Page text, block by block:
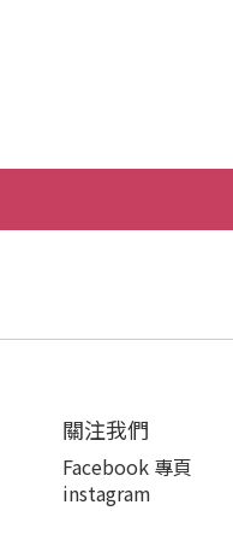
關注我們
Facebook 專頁
instagram